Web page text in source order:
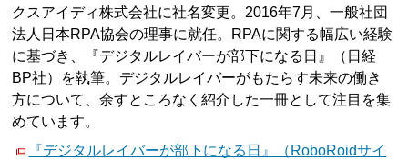
クスアイディ株式会社に社名変更。2016年7月、一般社団
法人日本RPA協会の理事に就任。RPAに関する幅広い経験
に基づき、『デジタルレイバーが部下になる日』（日経
BP社）を執筆。デジタルレイバーがもたらす未来の働き
方について、余すところなく紹介した一冊として注目を集
めています。
『デジタルレイバーが部下になる日』（RoboRoidサイ